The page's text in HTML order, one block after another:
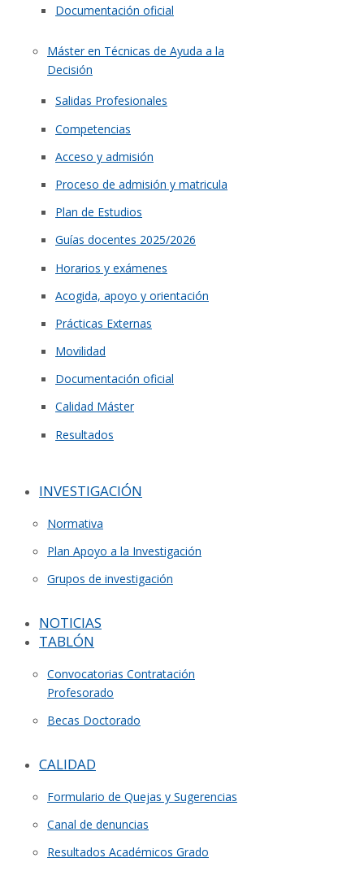
Documentación oficial
Máster en Técnicas de Ayuda a la
Decisión
Salidas Profesionales
Competencias
Acceso y admisión
Proceso de admisión y matricula
Plan de Estudios
Guías docentes 2025/2026
Horarios y exámenes
Acogida, apoyo y orientación
Prácticas Externas
Movilidad
Documentación oficial
Calidad Máster
Resultados
INVESTIGACIÓN
Normativa
Plan Apoyo a la Investigación
Grupos de investigación
NOTICIAS
TABLÓN
Convocatorias Contratación
Profesorado
Becas Doctorado
CALIDAD
Formulario de Quejas y Sugerencias
Canal de denuncias
Resultados Académicos Grado